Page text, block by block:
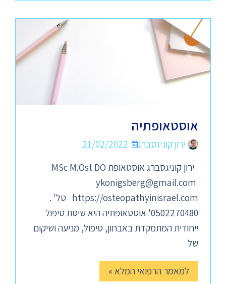
אוסטאופתיה
ירון קוניגסברג
21/02/2022
ירון קוניגסברג אוסטאופת MSc M.Ost DO
ykonigsberg@gmail.com
https://osteopathyinisrael.com טל' .
0502270480' אוסטאופתיה היא שיטת טיפול
ייחודית המתמקדת באבחון, טיפול, מניעה ושיקום
של
למאמר הרפואי המלא »